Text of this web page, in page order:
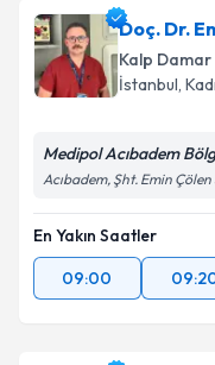
takvim
E-posta
Kişisel
Metni'ni
kapsamda
Doç. Dr.
Kalp
İstanbul,
Medipol Acıbadem
Acıbadem, Şht. Emin Çölen
En Yakın Saatler
09:00